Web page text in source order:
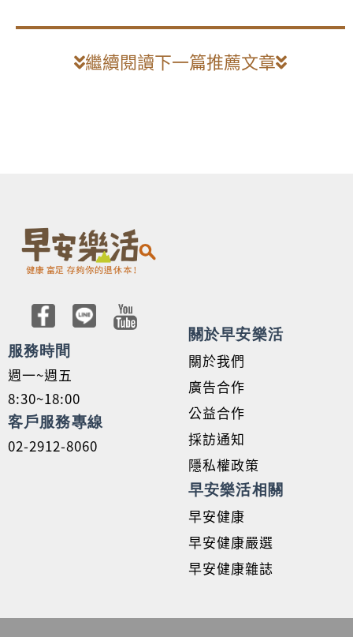
繼續閱讀下一篇推薦文章
服務時間
週一~週五
8:30~18:00
客戶服務專線
02-2912-8060
關於早安樂活
關於我們
廣告合作
公益合作
採訪通知
隱私權政策
早安樂活相關
早安健康
早安健康嚴選
早安健康雜誌